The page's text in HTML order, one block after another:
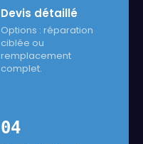
Devis détaillé
Options : réparation
ciblée ou
remplacement
complet.
04